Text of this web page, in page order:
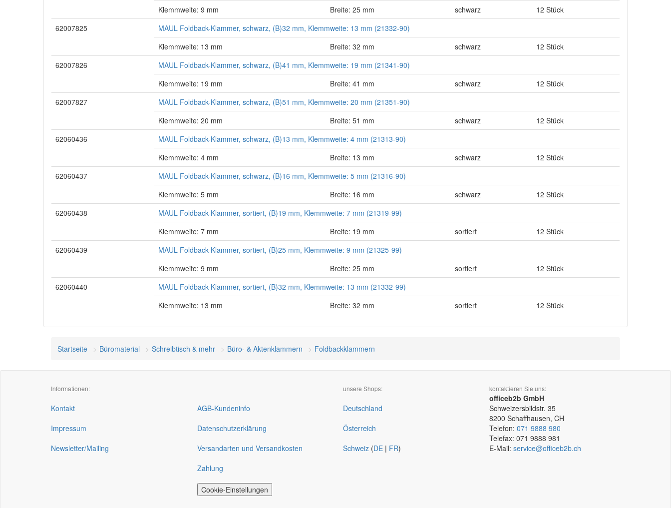
Klemmweite: 9 mm
Breite: 25 mm schwarz
12 Stück
62007825
MAUL Foldback-Klammer, schwarz, (B)32 mm, Klemmweite: 13 mm (21332-90)
Klemmweite: 13 mm
Breite: 32 mm schwarz
12 Stück
62007826
MAUL Foldback-Klammer, schwarz, (B)41 mm, Klemmweite: 19 mm (21341-90)
Klemmweite: 19 mm
Breite: 41 mm schwarz
12 Stück
62007827
MAUL Foldback-Klammer, schwarz, (B)51 mm, Klemmweite: 20 mm (21351-90)
Klemmweite: 20 mm
Breite: 51 mm schwarz
12 Stück
62060436
MAUL Foldback-Klammer, schwarz, (B)13 mm, Klemmweite: 4 mm (21313-90)
Klemmweite: 4 mm
Breite: 13 mm schwarz
12 Stück
62060437
MAUL Foldback-Klammer, schwarz, (B)16 mm, Klemmweite: 5 mm (21316-90)
Klemmweite: 5 mm
Breite: 16 mm schwarz
12 Stück
62060438
MAUL Foldback-Klammer, sortiert, (B)19 mm, Klemmweite: 7 mm (21319-99)
Klemmweite: 7 mm
Breite: 19 mm sortiert
12 Stück
62060439
MAUL Foldback-Klammer, sortiert, (B)25 mm, Klemmweite: 9 mm (21325-99)
Klemmweite: 9 mm
Breite: 25 mm sortiert
12 Stück
62060440
MAUL Foldback-Klammer, sortiert, (B)32 mm, Klemmweite: 13 mm (21332-99)
Klemmweite: 13 mm
Breite: 32 mm sortiert 12 Stück
Startseite Büromaterial Schreibtisch & mehr Büro- & Aktenklammern Foldbackklammern
Informationen:
Kontakt
Impressum
Newsletter/Mailing
AGB-Kundeninfo
Datenschutzerklärung
Versandarten und Versandkosten
Zahlung
Cookie-Einstellungen
unsere Shops:
Deutschland
Österreich
Schweiz (DE | FR)
kontaktieren Sie uns:
officeb2b GmbH
Schweizersbildstr. 35
8200 Schaffhausen, CH
Telefon: 071 9888 980
Telefax: 071 9888 981
E-Mail: service@officeb2b.ch